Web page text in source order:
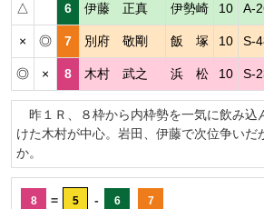
△ 6 伊藤 正真 伊勢崎 10 A-
× ◎ 7 別府 敬剛 飯 塚 10 S-
◎ × 8 木村 武之 浜 松 10 S-
昨１Ｒ、８枠から内枠勢を一気に飲み込
けた木村が中心。岩田、伊藤で次位争いだ
か。
8 = 5 - 6 7